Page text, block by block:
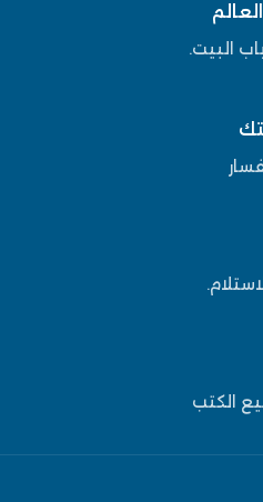
البيت.
الكتب